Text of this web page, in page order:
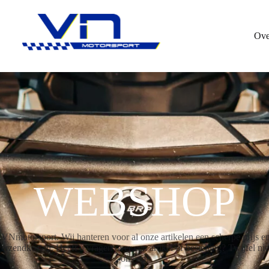
WEBSHOP
Wij hanteren voor al onze artikelen een scherpe prijs
Heeft u vragen over een artikel of bestelling? Twijfel
ons op!